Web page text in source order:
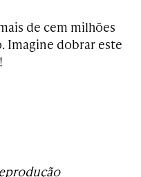
de cem milhões
Imagine dobrar este